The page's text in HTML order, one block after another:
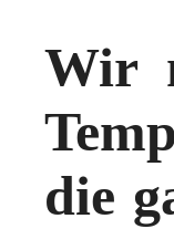
Wir
die